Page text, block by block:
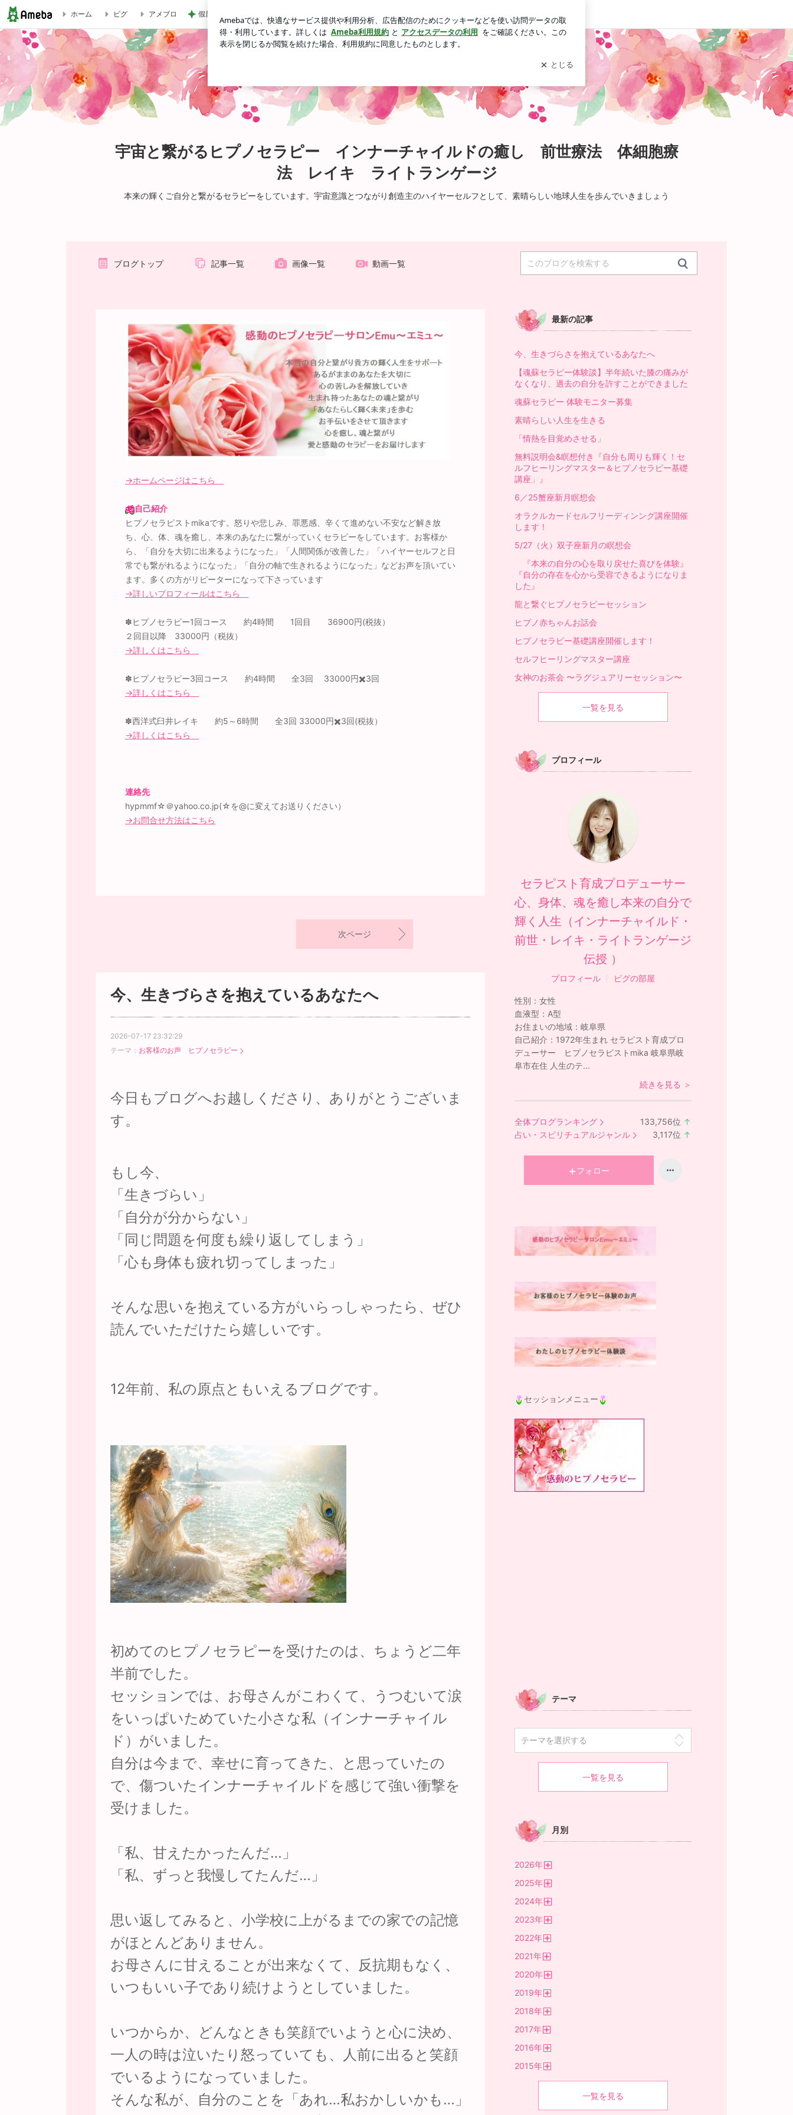
宇宙と繋がるヒプノセラピー インナーチャイルドの癒し 前世療法 体細胞療法 レイキ ライトランゲージ
ホーム ピグ アメブロ 假屋崎 絶品だった美味しいもつ鍋 ログイン
宇宙と繋がるヒプノセラピー インナーチャイルドの癒し 前世療法 体細胞療
法 レイキ ライトランゲージ
本来の輝くご自分と繋がるセラピーをしています。宇宙意識とつながり創造主のハイヤーセルフとして、素晴らしい地球人生を歩んでいきましょう
ブログトップ 記事一覧 画像一覧 動画一覧
→ホームページはこちら
自己紹介
ヒプノセラピストmikaです。怒りや悲しみ、罪悪感、辛くて進めない不安など解き放
ち、心、体、魂を癒し、本来のあなたに繋がっていくセラピーをしています。お客様か
ら、「自分を大切に出来るようになった」「人間関係が改善した」「ハイヤーセルフと日
常でも繋がれるようになった」「自分の軸で生きれるようになった」などお声を頂いてい
ます。多くの方がリピーターになって下さっています
→詳しいプロフィールはこちら
✽ヒプノセラピー1回コース 約4時間 1回目 36900円(税抜）
２回目以降 33000円（税抜）
→詳しくはこちら
✽ヒプノセラピー3回コース 約4時間 全3回 33000円✖️3回
→詳しくはこちら
✽西洋式臼井レイキ 約5～6時間 全3回 33000円✖️3回(税抜）
→詳しくはこちら
連絡先
hypmmf☆＠yahoo.co.jp(☆を@に変えてお送りください）
→お問合せ方法はこちら
次ページ
今、生きづらさを抱えているあなたへ
2026-07-17 23:32:29
テーマ： お客様のお声 ヒプノセラピー
今日もブログへお越しくださり、ありがとうございま
す。
もし今、
「生きづらい」
「自分が分からない」
「同じ問題を何度も繰り返してしまう」
「心も身体も疲れ切ってしまった」
そんな思いを抱えている方がいらっしゃったら、ぜひ
読んでいただけたら嬉しいです。
12年前、私の原点ともいえるブログです。
初めてのヒプノセラピーを受けたのは、ちょうど二年
半前でした。
セッションでは、お母さんがこわくて、うつむいて涙
をいっぱいためていた小さな私（インナーチャイル
ド）がいました。
自分は今まで、幸せに育ってきた、と思っていたの
で、傷ついたインナーチャイルドを感じて強い衝撃を
受けました。
「私、甘えたかったんだ…」
「私、ずっと我慢してたんだ…」
思い返してみると、小学校に上がるまでの家での記憶
がほとんどありません。
お母さんに甘えることが出来なくて、反抗期もなく、
いつもいい子であり続けようとしていました。
いつからか、どんなときも笑顔でいようと心に決め、
一人の時は泣いたり怒っていても、人前に出ると笑顔
でいるようになっていました。
そんな私が、自分のことを「あれ…私おかしいかも…」
最新の記事
今、生きづらさを抱えているあなたへ
【魂蘇セラピー体験談】半年続いた膝の痛みが
なくなり、過去の自分を許すことができました
魂蘇セラピー 体験モニター募集
素晴らしい人生を生きる
「情熱を目覚めさせる」
無料説明会&瞑想付き『自分も周りも輝く！セ
ルフヒーリングマスター＆ヒプノセラピー基礎
講座」』
6／25蟹座新月瞑想会
オラクルカードセルフリーディンング講座開催
します！
5/27（火）双子座新月の瞑想会
『本来の自分の心を取り戻せた喜びを体験』
『自分の存在を心から受容できるようになりま
した』
龍と繋ぐヒプノセラピーセッション
ヒプノ赤ちゃんお話会
ヒプノセラピー基礎講座開催します！
セルフヒーリングマスター講座
女神のお茶会 〜ラグジュアリーセッション〜
一覧を見る
プロフィール
セラピスト育成プロデューサー
心、身体、魂を癒し本来の自分で
輝く人生（インナーチャイルド・
前世・レイキ・ライトランゲージ
伝授 ）
プロフィール ピグの部屋
性別： 女性
血液型： A型
お住まいの地域： 岐阜県
自己紹介： 1972年生まれ セラピスト育成プロ
デューサー ヒプノセラピストmika 岐阜県岐
阜市在住 人生のテ...
続きを見る ＞
全体ブログランキング 133,756位 ↑
占い・スピリチュアルジャンル 3,117位 ↑
フォロー
セッションメニュー
テーマ
一覧を見る
月別
2026年
2025年
2024年
2023年
2022年
2021年
2020年
2019年
2018年
2017年
2016年
2015年
一覧を見る